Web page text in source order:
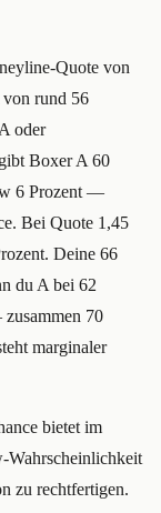
Quote von
rund 56
oder
Boxer A 60
6 Prozent —
Bei Quote 1,45
Deine 66
du A bei 62
70
marginaler
bietet im
Wahrscheinlichkeit
zu rechtfertigen.